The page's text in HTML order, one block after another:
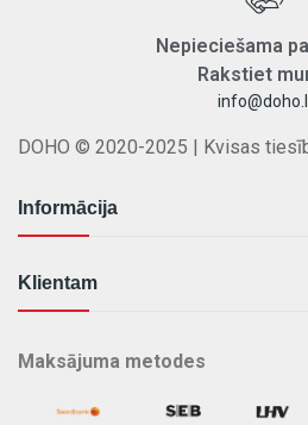
Nepieciešama
Rakstiet
DOHO © 2020-2025 | Kvisas
Informācija
Klientam
Maksājuma metodes